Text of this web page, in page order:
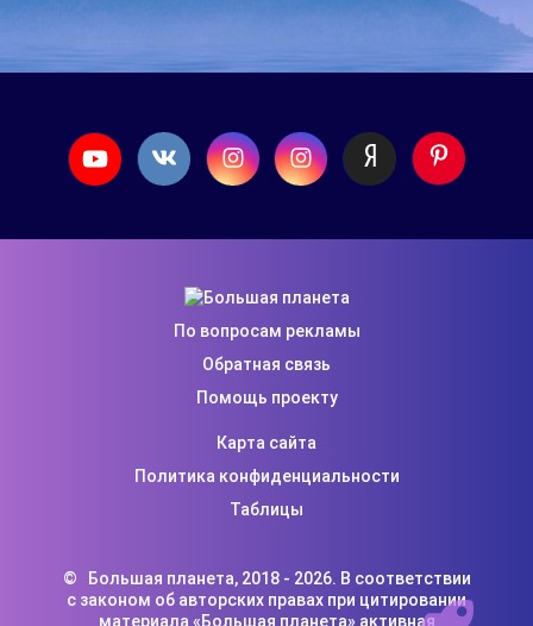
Карта сайта
Политика конфиденциальности
Таблицы
По вопросам рекламы
Обратная связь
Помощь проекту
© Большая планета, 2018 - 2026. В соответствии
с законом об авторских правах при цитировании
материала «Большая планета» активная